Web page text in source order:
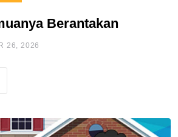
Berantakan
26, 2026